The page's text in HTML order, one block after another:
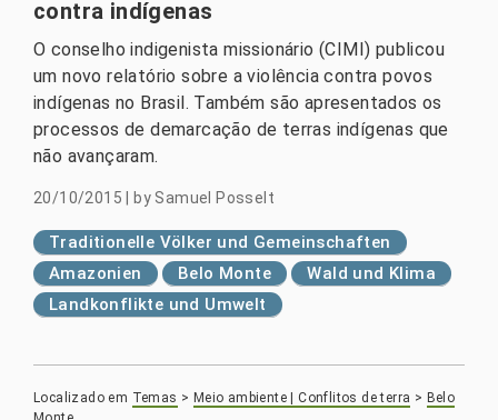
contra indígenas
O conselho indigenista missionário (CIMI) publicou
um novo relatório sobre a violência contra povos
indígenas no Brasil. Também são apresentados os
processos de demarcação de terras indígenas que
não avançaram.
20/10/2015 by Samuel Posselt
Traditionelle Völker und Gemeinschaften
Amazonien
Belo Monte
Wald und Klima
Landkonflikte und Umwelt
Localizado em Temas > Meio ambiente | Conflitos de terra > Belo